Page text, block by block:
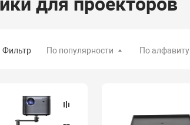
Фильтр По популярности По алфавиту